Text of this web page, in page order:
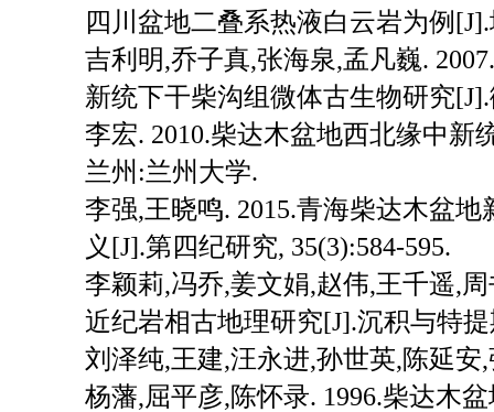
四川盆地二叠系热液白云岩为例
吉利明,乔子真,张海泉,孟凡巍.
新统下干柴沟组微体古生物研究
李宏. 2010.柴达木盆地西北缘中新
兰州:兰州大学.
李强,王晓鸣. 2015.青海柴达木盆
义[J].第四纪研究, 35(3):584-595.
李颖莉,冯乔,姜文娟,赵伟,王千遥,
近纪岩相古地理研究[J].沉积与特提
刘泽纯,王建,汪永进,孙世英,陈延
杨藩,屈平彦,陈怀录. 1996.柴达木